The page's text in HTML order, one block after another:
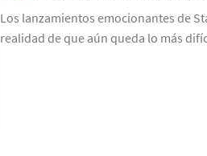
Los lanzamientos emocionantes de
realidad de que aún queda lo más